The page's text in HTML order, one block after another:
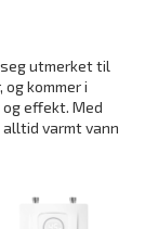
utmerket til
kommer i
effekt. Med
varmt vann